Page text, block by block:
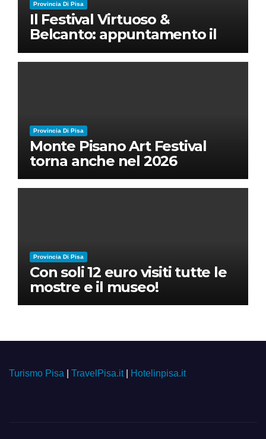
Provincia Di Pisa
Il Festival Virtuoso &
Belcanto: appuntamento il
28 luglio a Palazzo Blu con
Ruben Micieli
Provincia Di Pisa
Monte Pisano Art Festival
torna anche nel 2026
Provincia Di Pisa
Con soli 12 euro visiti tutte le
mostre e il museo!
Turismo Pisa TravelPisa.it| Hotelinpisa.it